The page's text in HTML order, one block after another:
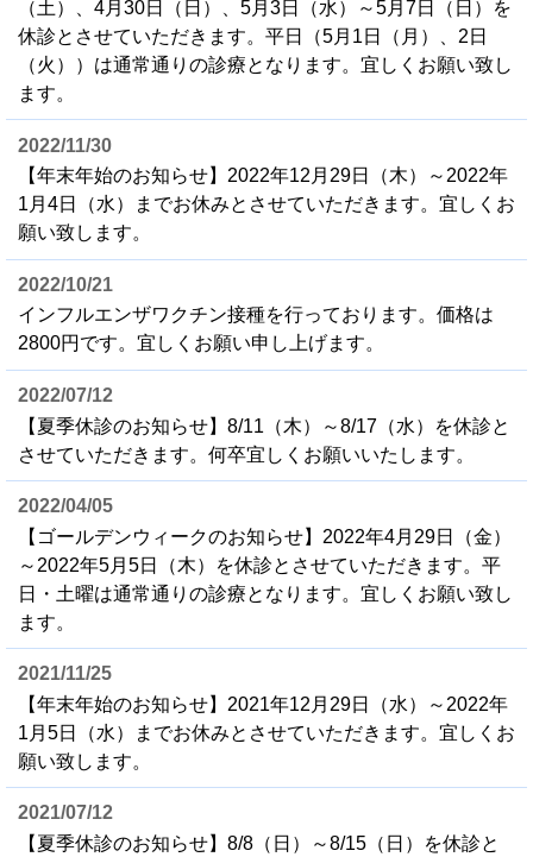
（土）、4月30日（日）、5月3日（水）～5月7日（日）を
休診とさせていただきます。平日（5月1日（月）、2日
（火））は通常通りの診療となります。宜しくお願い致し
ます。
2022/11/30
【年末年始のお知らせ】2022年12月29日（木）～2022年
1月4日（水）までお休みとさせていただきます。宜しくお
願い致します。
2022/10/21
インフルエンザワクチン接種を行っております。価格は
2800円です。宜しくお願い申し上げます。
2022/07/12
【夏季休診のお知らせ】8/11（木）～8/17（水）を休診と
させていただきます。何卒宜しくお願いいたします。
2022/04/05
【ゴールデンウィークのお知らせ】2022年4月29日（金）
～2022年5月5日（木）を休診とさせていただきます。平
日・土曜は通常通りの診療となります。宜しくお願い致し
ます。
2021/11/25
【年末年始のお知らせ】2021年12月29日（水）～2022年
1月5日（水）までお休みとさせていただきます。宜しくお
願い致します。
2021/07/12
【夏季休診のお知らせ】8/8（日）～8/15（日）を休診と